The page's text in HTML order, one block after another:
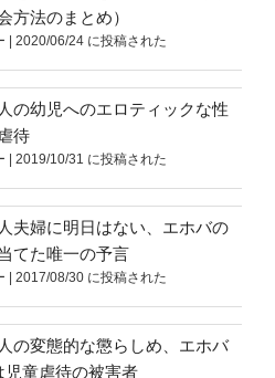
方法のまとめ）
2020/06/24 に投稿された
の幼児へのエロティックな性
待
2019/10/31 に投稿された
夫婦に明日はない、エホバの
てた唯一の予言
2017/08/30 に投稿された
の変態的な懲らしめ、エホバ
児童虐待の被害者